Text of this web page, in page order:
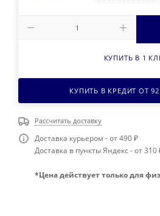
КУПИТЬ В 1
КУПИТЬ В КРЕДИТ ОТ
Рассчитать доставку
Доставка курьером - от 490 ₽
Доставка в пункты Яндекс - от 310
*Цена действует только для